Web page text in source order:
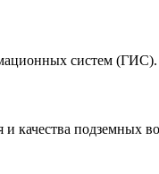
систем (ГИС).
качества подземных